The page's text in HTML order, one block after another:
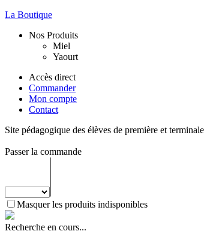
La Boutique
Nos Produits
Miel
Yaourt
Accès direct
Commander
Mon compte
Contact
Site pédagogique des élèves de première et
Passer la commande
Masquer les produits indisponibles
Recherche en cours...